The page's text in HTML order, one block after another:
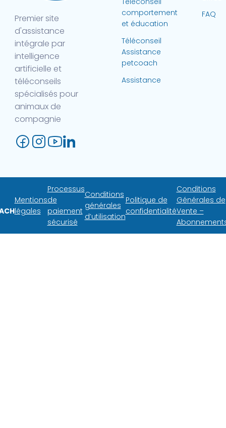
Premier site
d'assistance
intégrale par
intelligence
artificielle et
téléconseils
spécialisés pour
animaux de
compagnie
comportement
et éducation
Téléconseil
Assistance
petcoach
Assistance
FAQ
Mentions
légales
Processus
de
paiement
sécurisé
Conditions
générales
d’utilisation
Politique de
confidentialité
Conditions
Générales de
Vente –